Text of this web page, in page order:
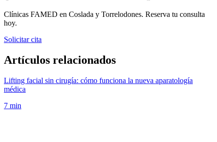
Clínicas FAMED en Coslada y Torrelodones. Reserva tu consulta
hoy.
Solicitar cita
Artículos relacionados
Lifting facial sin cirugía: cómo funciona la nueva aparatología
médica
7 min